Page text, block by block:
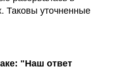
Таковы уточненные
"Наш ответ